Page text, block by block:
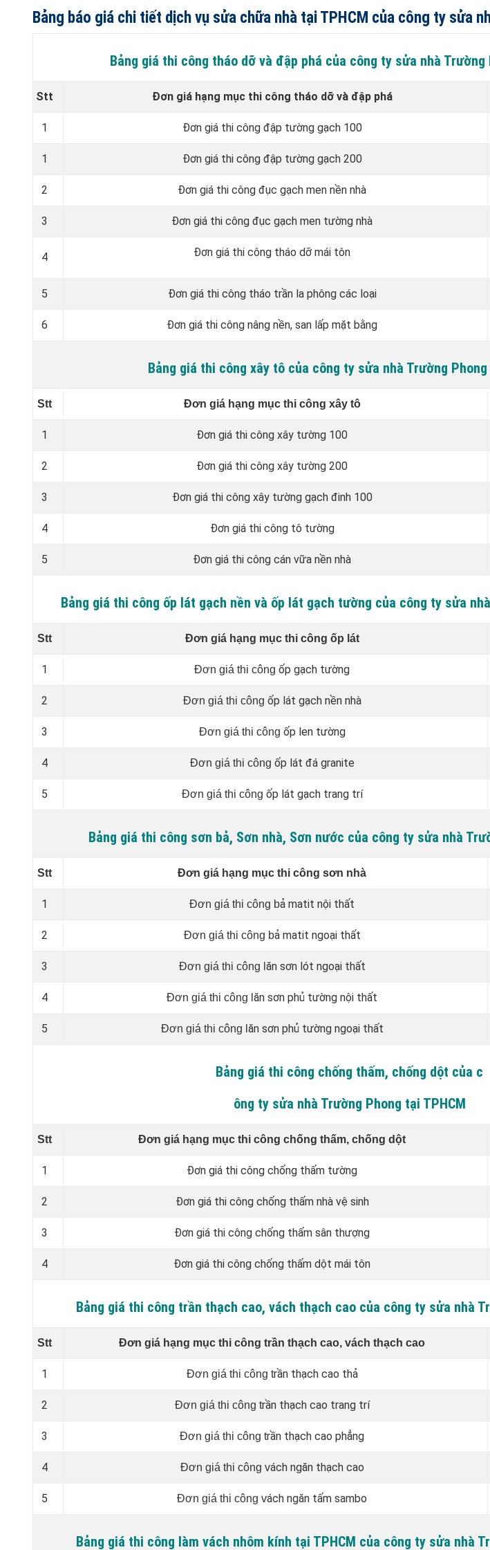
Bảng báo giá chi tiết dịch vụ sửa chữa nhà tại TPHCM của công ty sửa
Bảng giá thi công tháo dỡ và đập phá của công ty sửa nhà Trường
Stt Đơn giá hạng mục thi công tháo dỡ và đập phá
1 Đơn giá thi công đập tường gạch 100
1 Đơn giá thi công đập tường gạch 200
2 Đơn giá thi công đục gạch men nền nhà
3 Đơn giá thi công đục gạch men tường nhà
4 Đơn giá thi công tháo dỡ mái tôn
5 Đơn giá thi công tháo trần la phông các loại
6 Đơn giá thi công nâng nền, san lấp mặt bằng
Bảng giá thi công xây tô của công ty sửa nhà Trường Phong
Stt Đơn giá hạng mục thi công xây tô
1 Đơn giá thi công xây tường 100
2 Đơn giá thi công xây tường 200
3 Đơn giá thi công xây tường gạch đinh 100
4 Đơn giá thi công tô tường
5 Đơn giá thi công cán vữa nền nhà
Bảng giá thi công ốp lát gạch nền và ốp lát gạch tường của công ty sửa
Stt Đơn giá hạng mục thi công ốp lát
1 Đơn giá thi công ốp gạch tường
2 Đơn giá thi công ốp lát gạch nền nhà
3 Đơn giá thi công ốp len tường
4 Đơn giá thi công ốp lát đá granite
5 Đơn giá thi công ốp lát gạch trang trí
Bảng giá thi công sơn bả, Sơn nhà, Sơn nước của công ty sửa nhà
Stt Đơn giá hạng mục thi công sơn nhà
1 Đơn giá thi công bả matit nội thất
2 Đơn giá thi công bả matit ngoại thất
3 Đơn giá thi công l ăn sơn lót ngoại thất
4 Đơn giá thi công l ăn sơn phủ tường nội thất
5 Đơn giá thi công l ăn sơn phủ tường ngoại thất
Bảng giá thi công chống thấm, chống dột của c
ông ty sửa nhà Trường Phong tại TPHCM
Stt Đơn giá hạng mục thi công chống thấm, chống dột
1 Đơn giá thi công chống thấm tường
2 Đơn giá thi công chống thấm nhà vệ sinh
3 Đơn giá thi công chống thấm sân thượng
4 Đơn giá thi công chống thấm dột mái tôn
Bảng giá thi công trần thạch cao, vách thạch cao của công ty sửa nhà
Stt Đơn giá hạng mục thi công trần thạch cao, vách thạch cao
1 Đơn giá thi công trần thạch cao thả
2 Đơn giá thi công trần thạch cao trang trí
3 Đơn giá thi công trần thạch cao phẳng
4 Đơn giá thi công vách ngăn thạch cao
5 Đơn giá thi công vách ngăn tấm sambo
Bảng giá thi công làm vách nhôm kính tại TPHCM của công ty sửa nhà